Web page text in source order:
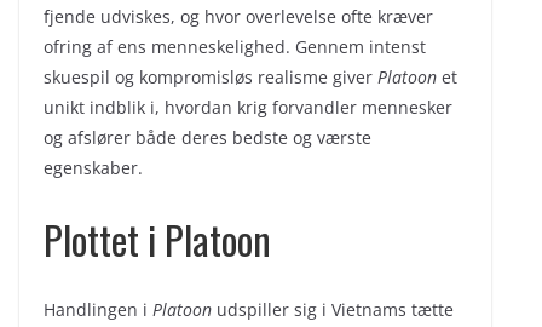
fjende udviskes, og hvor overlevelse ofte kræver
ofring af ens menneskelighed. Gennem intenst
skuespil og kompromisløs realisme giver Platoon et
unikt indblik i, hvordan krig forvandler mennesker
og afslører både deres bedste og værste
egenskaber.
Plottet i Platoon
Handlingen i Platoon udspiller sig i Vietnams tætte